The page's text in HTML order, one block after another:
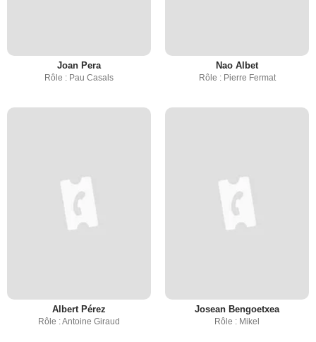
Joan Pera
Rôle : Pau Casals
Nao Albet
Rôle : Pierre Fermat
Albert Pérez
Rôle : Antoine Giraud
Josean Bengoetxea
Rôle : Mikel